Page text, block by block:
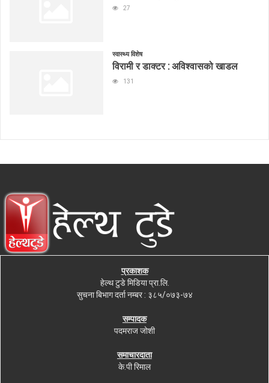
27
स्वास्थ्य विशेष
विरामी र डाक्टर : अविश्वासको खाडल
131
प्रकाशक
हेल्थ टुडे मिडिया प्रा.लि.
सुचना बिभाग दर्ता नम्बर : ३८५/०७३-७४
सम्पादक
पदमराज जोशी
समाचारदाता
के.पी रिमाल